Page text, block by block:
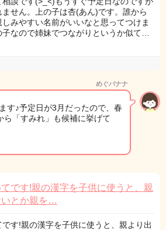
せん。上の子は杏(あん)です。誰から
みやすい名前がいいなと思ってつけま
子なので姉妹でつながりというか似て…
めぐバナナ
す♪予定日が3月だったので、春
ら「すみれ」も候補に挙げて
です!親の漢字を子供に使うと、親
いとか親を…
す!親の漢字を子供に使うと、親より出